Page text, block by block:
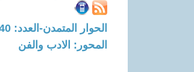
الحوار المتمدن-العدد: 8740 - 2026 / 6 / 18 - 18:06
المحور: الادب والفن